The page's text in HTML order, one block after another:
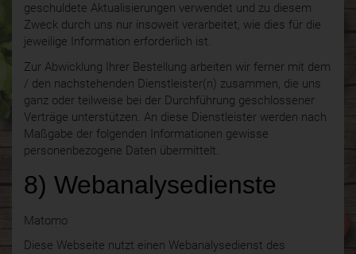
geschuldete Aktualisierungen verwendet und zu diesem
Zweck durch uns nur insoweit verarbeitet, wie dies für die
jeweilige Information erforderlich ist.
Zur Abwicklung Ihrer Bestellung arbeiten wir ferner mit dem
/ den nachstehenden Dienstleister(n) zusammen, die uns
ganz oder teilweise bei der Durchführung geschlossener
Verträge unterstützen. An diese Dienstleister werden nach
Maßgabe der folgenden Informationen gewisse
personenbezogene Daten übermittelt.
8) Webanalysedienste
Matomo
Diese Webseite nutzt einen Webanalysedienst des